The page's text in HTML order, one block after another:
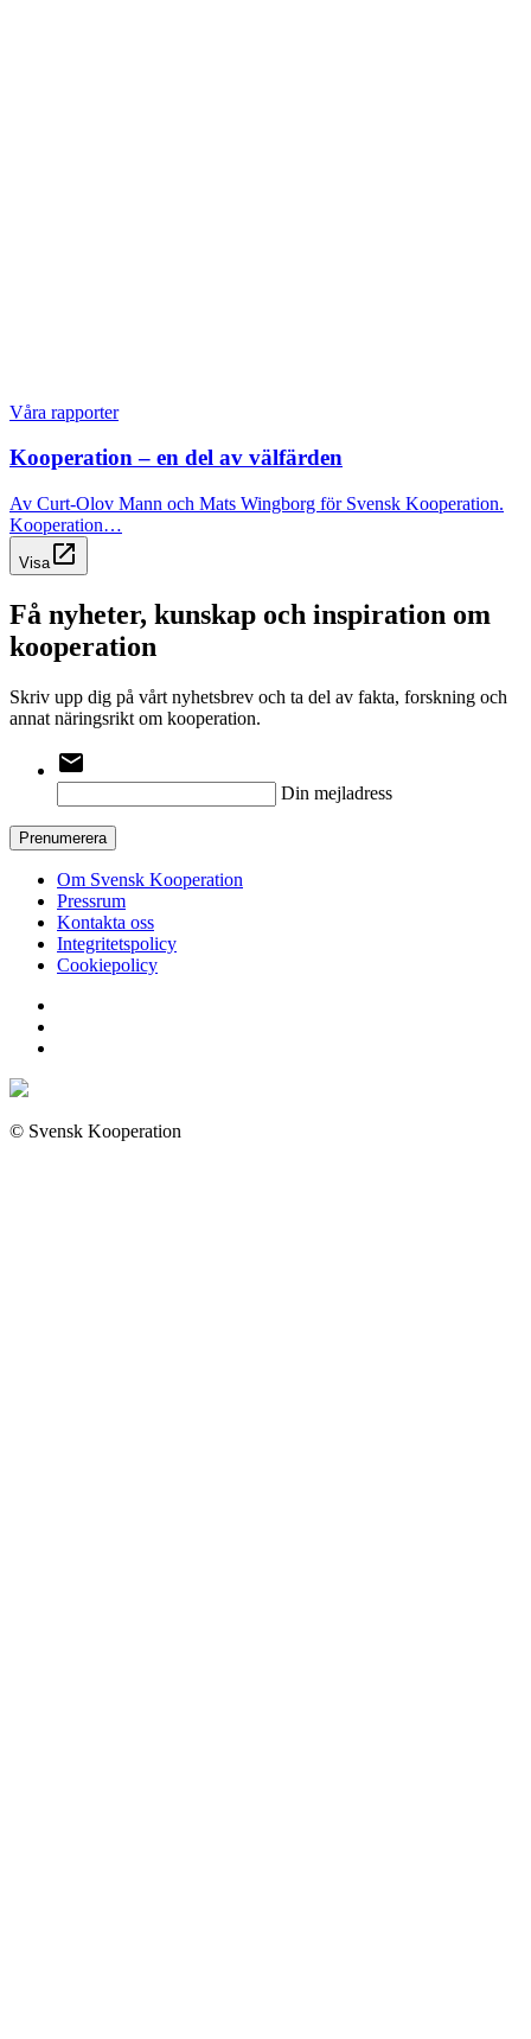
Våra rapporter
Kooperation – en del av välfärden
Av Curt-Olov Mann och Mats Wingborg för Svensk Kooperation.
Kooperation…
Visa open_in_new
Få nyheter, kunskap och inspiration om
kooperation
Skriv upp dig på vårt nyhetsbrev och ta del av fakta, forskning och
annat näringsrikt om kooperation.
email
Din mejladress
Prenumerera
Om Svensk Kooperation
Pressrum
Kontakta oss
Integritetspolicy
Cookiepolicy
© Svensk Kooperation